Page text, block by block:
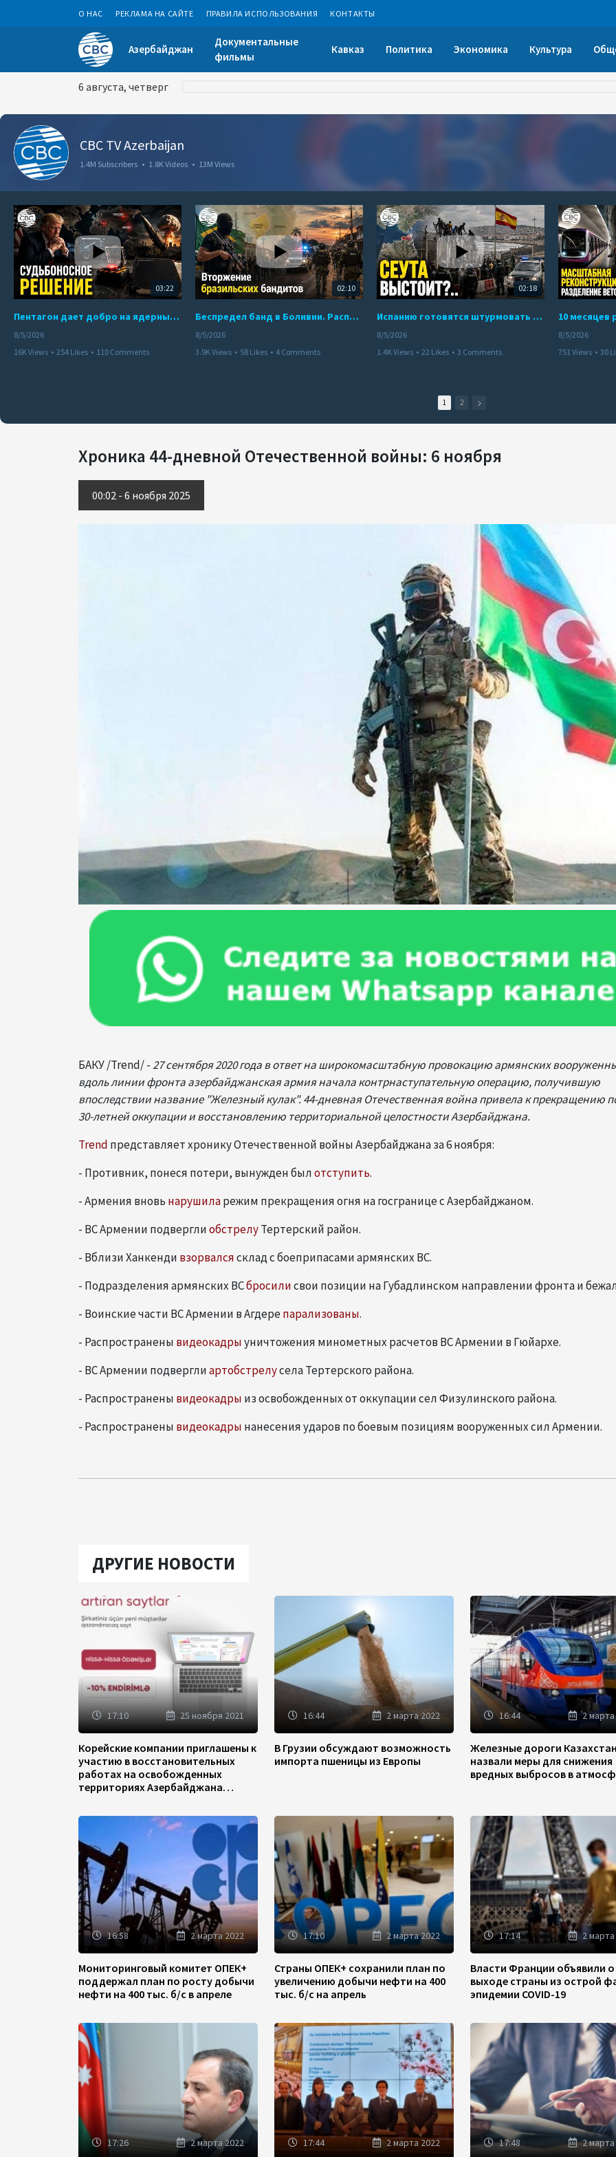
О НАС РЕКЛАМА НА САЙТЕ ПРАВИЛА ИСПОЛЬЗОВАНИЯ КОНТАКТЫ
Азербайджан
Документальные
фильмы
Кавказ Политика Экономика Культура
6 августа, четверг
CBC TV Azerbaijan
1.4M Subscribers • 1.8K Videos • 13M Views
03:22
Пентагон дает добро на ядерный удар по противникам США
8/5/2026
16K Views • 254 Likes • 110 Comments
02:10
Беспредел банд в Боливии. Расправы над наркоторговцами
8/5/2026
3.9K Views • 58 Likes • 4 Comments
02:18
Испанию готовятся штурмовать десятки тысяч марокканцев
8/5/2026
1.4K Views • 22 Likes • 3 Comments
8/5/2026
751 Views • 30
1 2
Хроника 44-дневной Отечественной войны: 6 ноября
00:02 - 6 ноября 2025
БАКУ /Trend/ -27 сентября 2020 года в ответ на широкомасштабную провокацию армянских
вдоль линии фронта азербайджанская армия начала контрнаступательную операцию, получившую
впоследствии название "Железный кулак". 44-дневная Отечественная война привела к прекращению
30-летней оккупации и восстановлению территориальной целостности Азербайджана.
Trend представляет хронику Отечественной войны Азербайджана за 6 ноября:
- Противник, понеся потери, вынужден былотступить.
- Армения вновь нарушиларежим прекращения огня на госгранице с Азербайджаном.
- ВС Армении подверглиобстрелуТертерский район.
- Вблизи Ханкенди взорвалсясклад с боеприпасами армянских ВС.
- Подразделения армянских ВСбросилисвои позиции на Губадлинском направлении фронта и
- Воинские части ВС Армении в Агдере парализованы.
- Распространены видеокадрыуничтожения минометных расчетов ВС Армении в Гюйархе.
- ВС Армении подверглиартобстрелусела Тертерского района.
- Распространены видеокадры из освобожденных от оккупации сел Физулинского района.
- Распространены видеокадры нанесения ударов по боевым позициям вооруженных сил Армении.
ДРУГИЕ НОВОСТИ
17:10 25 ноября 2021
Корейские компании приглашены к
участию в восстановительных
работах на освобожденных
территориях Азербайджана
16:44 2 марта 2022
В Грузии обсуждают возможность
импорта пшеницы из Европы
16:44 2 марта
Железные дороги
назвали меры для снижения
вредных выбросов в
16:58 2 марта 2022
Мониторинговый комитет ОПЕК+
поддержал план по росту добычи
нефти на 400 тыс. б/с в апреле
17:10 2 марта 2022
Страны ОПЕК+ сохранили план по
увеличению добычи нефти на 400
тыс. б/с на апрель
17:14 2 марта
Власти Франции объявили о
выходе страны из острой
эпидемии COVID-19
17:26 2 марта 2022 17:44 2 марта 2022 17:48 2 марта